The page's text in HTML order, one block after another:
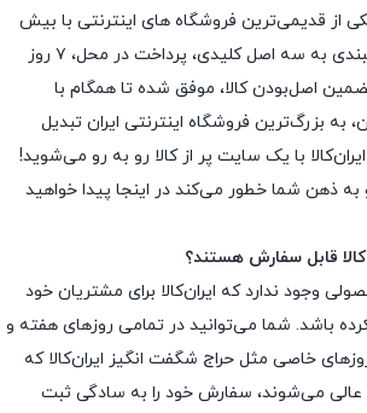
یکی از قدیمی‌ترین فروشگاه های اینترنتی با بیش
از یک دهه تجربه، با پایبندی به سه اصل کلیدی، پرداخت در محل، ۷ روز
اصل‌بودن کالا، موفق شده تا همگام با
به بزرگ‌ترین فروشگاه اینترنتی ایران تبدیل
با یک سایت پر از کالا رو به رو می‌شوید!
به ذهن شما خطور می‌کند در اینجا پیدا خواهید
قابل سفارش هستند؟
وجود ندارد که ایران‌کالا برای مشتریان خود
باشد. شما می‌توانید در تمامی روزهای هفته و
خاصی مثل حراج شگفت انگیز ایران‌کالا که
می‌شوند، سفارش خود را به سادگی ثبت